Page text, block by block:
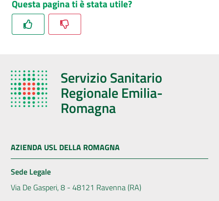
Questa pagina ti è stata utile?
Servizio Sanitario
Regionale Emilia-
Romagna
AZIENDA USL DELLA ROMAGNA
Sede Legale
Via De Gasperi, 8 - 48121 Ravenna (RA)